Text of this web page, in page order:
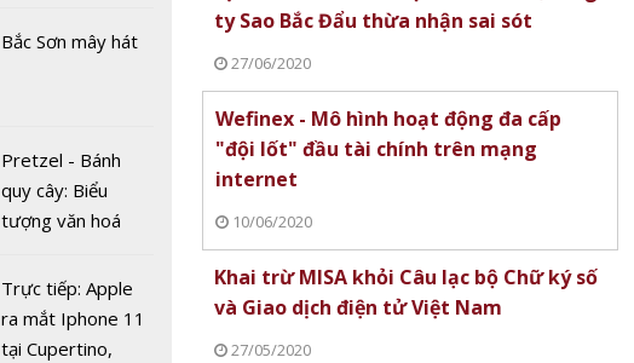
Bị World Bank
cấm dự thầu 7
năm, công ty Sao
nhận sai sót
2 giây
Bắc Sơn mây hát
Pretzel - Bánh
quy cây: Biểu
tượng văn hoá
tranh cãi về nguồn
gốc
Trực tiếp: Apple
ra mắt Iphone 11
tại Cupertino,
ty Sao Bắc Đẩu thừa nhận sai sót
27/06/2020
Wefinex - Mô hình hoạt động đa cấp
"đội lốt" đầu tài chính trên mạng
internet
10/06/2020
Khai trừ MISA khỏi Câu lạc bộ Chữ ký số
và Giao dịch điện tử Việt Nam
27/05/2020